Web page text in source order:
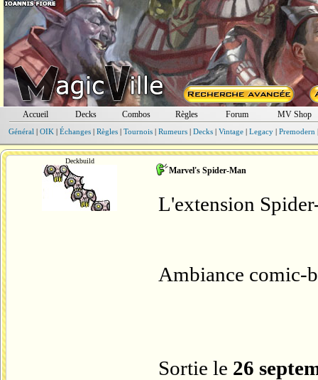
Accueil Decks Combos Règles Forum MV Shop
Général | OIK | Échanges| Règles| Tournois| Rumeurs| Decks| Vintage| Legacy| Premodern
Deckbuild
Marvel's Spider-Man
L'extension
Ambiance comic-
Sortie le 26